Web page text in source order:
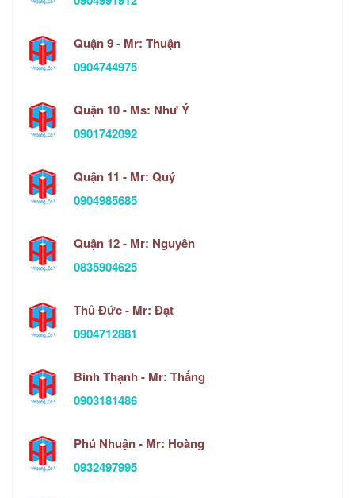
Quận 9 - Mr: Thuận
0904744975
Quận 10 - Ms: Như Ý
0901742092
Quận 11 - Mr: Quý
0904985685
Quận 12 - Mr: Nguyên
0835904625
Thủ Đức - Mr: Đạt
0904712881
Bình Thạnh - Mr: Thắng
0903181486
Phú Nhuận - Mr: Hoàng
0932497995